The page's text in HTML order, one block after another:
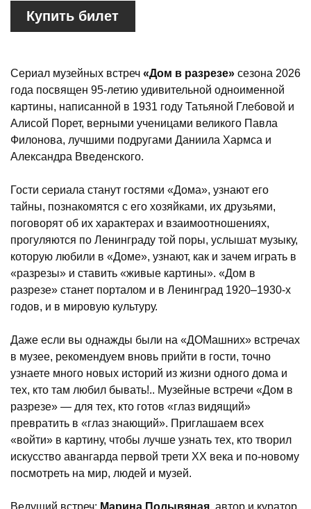
Сериал музейных встреч «Дом в разрезе» сезона 2026
года посвящен 95-летию удивительной одноименной
картины, написанной в 1931 году Татьяной Глебовой и
Алисой Порет, верными ученицами великого Павла
Филонова, лучшими подругами Даниила Хармса и
Александра Введенского.
Гости сериала станут гостями «Дома», узнают его
тайны, познакомятся с его хозяйками, их друзьями,
поговорят об их характерах и взаимоотношениях,
прогуляются по Ленинграду той поры, услышат музыку,
которую любили в «Доме», узнают, как и зачем играть в
«разрезы» и ставить «живые картины». «Дом в
разрезе» станет порталом и в Ленинград 1920–1930-х
годов, и в мировую культуру.
Даже если вы однажды были на «ДОМашних» встречах
в музее, рекомендуем вновь прийти в гости, точно
узнаете много новых историй из жизни одного дома и
тех, кто там любил бывать!.. Музейные встречи «Дом в
разрезе» — для тех, кто готов «глаз видящий»
превратить в «глаз знающий». Приглашаем всех
«войти» в картину, чтобы лучше узнать тех, кто творил
искусство авангарда первой трети XX века и по-новому
посмотреть на мир, людей и музей.
Ведущий встреч: Марина Полывяная, автор и куратор
Купить билет